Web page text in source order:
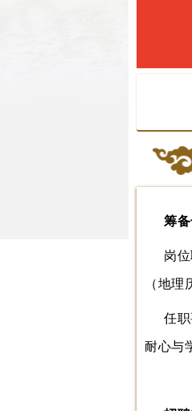
筹
岗
（地
任
耐心与